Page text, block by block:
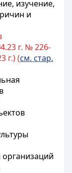
изучение,
и
г. № 226-
г.) (см. стар.